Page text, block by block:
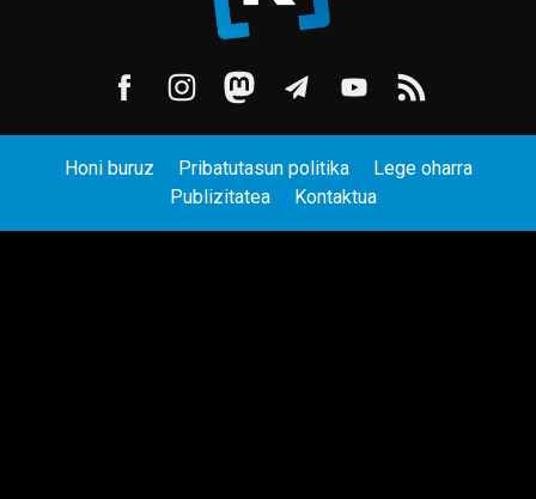
Honi buruz Pribatutasun politika
Lege oharra
Publizitatea
Kontaktua